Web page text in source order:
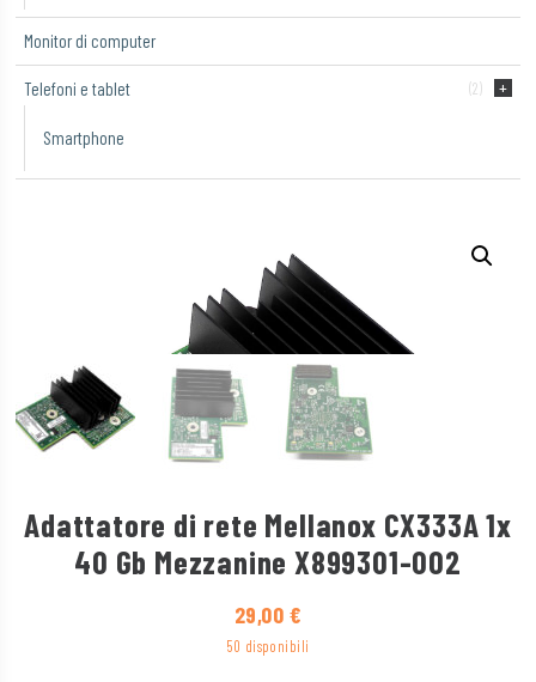
Monitor di computer
Telefoni e tablet (2)
Smartphone
Adattatore di rete Mellanox CX333A 1x
40 Gb Mezzanine X899301-002
29,00 €
50 disponibili